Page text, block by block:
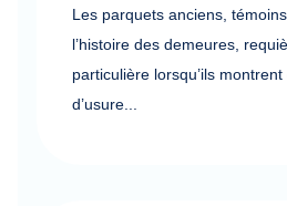
Les parquets anciens,
l’histoire des demeures,
particulière lorsqu’ils
d’usure...